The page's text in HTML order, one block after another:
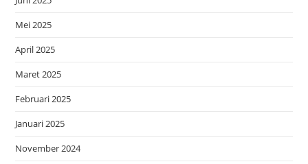
Mei 2025
April 2025
Maret 2025
Februari 2025
Januari 2025
November 2024